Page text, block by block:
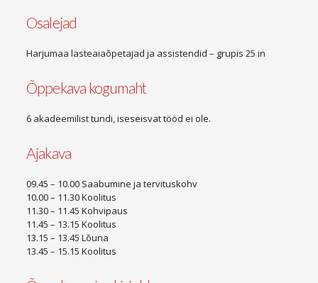
Osalejad
Harjumaa lasteaiaõpetajad ja assistendid – grupis 25 in
Õppekava kogumaht
6 akadeemilist tundi, iseseisvat tööd ei ole.
Ajakava
09.45 – 10.00 Saabumine ja tervituskohv
10.00 – 11.30 Koolitus
11.30 – 11.45 Kohvipaus
11.45 – 13.15 Koolitus
13.15 – 13.45 Lõuna
13.45 – 15.15 Koolitus